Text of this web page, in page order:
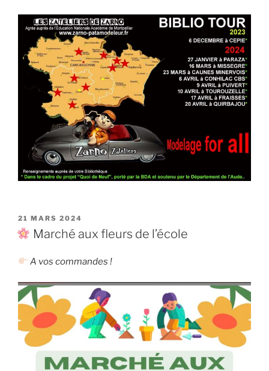
PUBLIÉ
LE
21 MARS 2024
Marché aux fleurs de l’école
A vos commandes !